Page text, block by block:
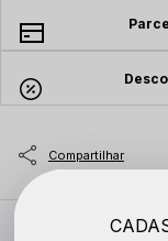
MODELO VESTE